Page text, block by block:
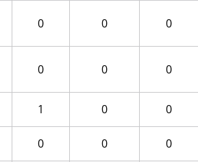
0 0 0
0 0 0
1 0 0
0 0 0